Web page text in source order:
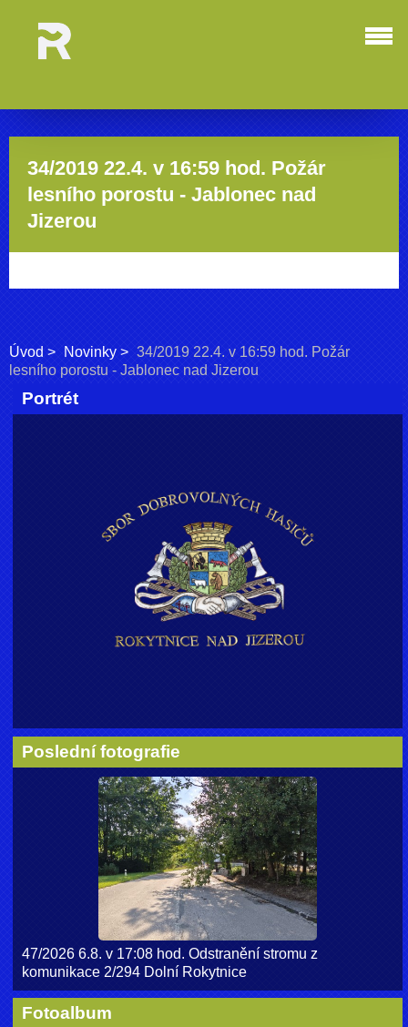
34/2019 22.4. v 16:59 hod. Požár
lesního porostu - Jablonec nad
Jizerou
Úvod Novinky
34/2019 22.4. v 16:59 hod. Požár
lesního porostu - Jablonec nad Jizerou
Portrét
Poslední fotografie
47/2026 6.8. v 17:08 hod. Odstranění stromu z
komunikace 2/294 Dolní Rokytnice
Fotoalbum